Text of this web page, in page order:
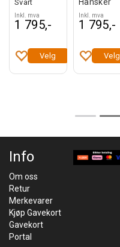
Svart
Inkl. mva
1 795,-
Velg
Inkl. mva
1 795,-
Velg
Info
Om oss
Retur
Merkevarer
Kjøp Gavekort
Gavekort
Portal